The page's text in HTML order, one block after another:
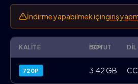
İndirme yapabilmek içingiriş
KALITE İSIM
BOYUT DIL
720P 3.42 GB CC